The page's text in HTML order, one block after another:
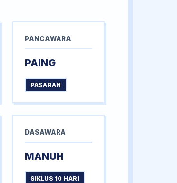
PANCAWARA
PAING
PASARAN
DASAWARA
MANUH
SIKLUS 10 HARI